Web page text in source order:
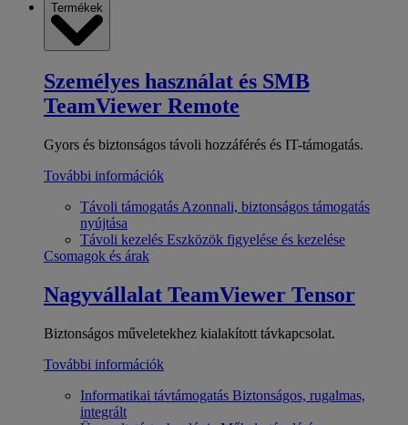
Termékek
Személyes használat és SMB
TeamViewer Remote
Gyors és biztonságos távoli hozzáférés és IT-támogatás.
További információk
Távoli támogatás Azonnali, biztonságos támogatás
nyújtása
Távoli kezelés Eszközök figyelése és kezelése
Csomagok és árak
Nagyvállalat TeamViewer Tensor
Biztonságos műveletekhez kialakított távkapcsolat.
További információk
Informatikai távtámogatás Biztonságos, rugalmas,
integrált